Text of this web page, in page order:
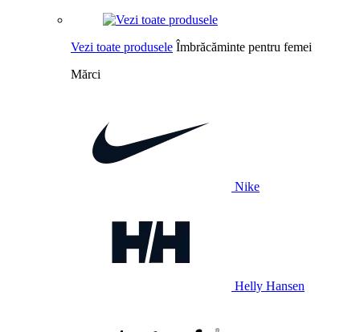
Vezi toate produsele Îmbrăcăminte pentru femei
Mărci
Nike
Helly Hansen